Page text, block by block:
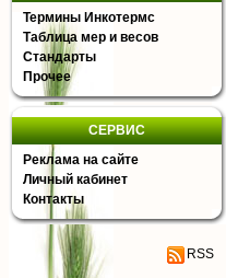
Термины Инкотермс
Таблица мер и весов
Стандарты
Прочее
СЕРВИС
Реклама на сайте
Личный кабинет
Контакты
RSS